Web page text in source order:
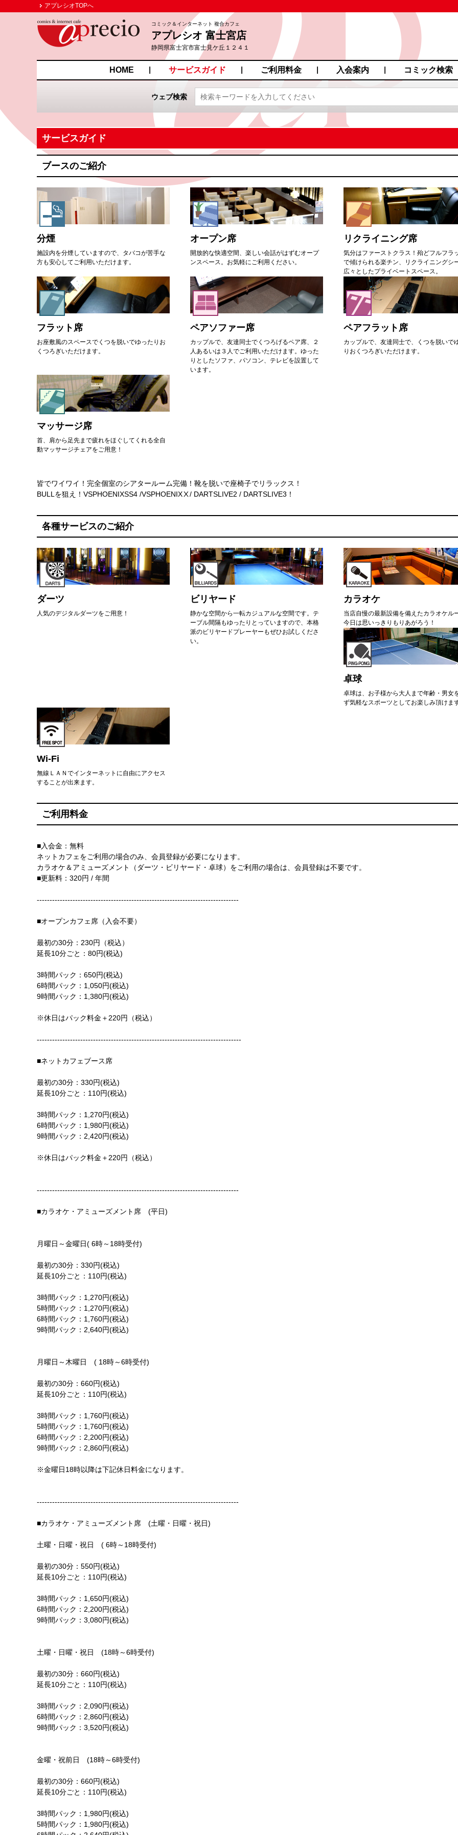
アプレシオTOPへ
コミック＆インターネット 複合カフェ
アプレシオ 富士宮店
静岡県富士宮市富士見ケ丘１２４１
HOME サービスガイド ご利用料金 入会案内 コミック検索
ウェブ検索
サービスガイド
ブースのご紹介
分煙
施設内を分煙していますので、タバコが苦手な
方も安心してご利用いただけます。
オープン席
開放的な快適空間、楽しい会話がはずむオープ
ンスペース。お気軽にご利用ください。
リクライニング席
気分はファーストクラス！殆どフルフラ
で傾けられる楽チン、リクライニングシ
広々としたプライベートスペース。
フラット席
お座敷風のスペースでくつを脱いでゆったりお
くつろぎいただけます。
ペアソファー席
カップルで、友達同士でくつろげるペア席、２
人あるいは３人でご利用いただけます。ゆった
りとしたソファ、パソコン、テレビを設置して
います。
ペアフラット席
カップルで、友達同士で、くつを脱いで
りおくつろぎいただけます。
マッサージ席
首、肩から足先まで疲れをほぐしてくれる全自
動マッサージチェアをご用意！
皆でワイワイ！完全個室のシアタールーム完備！靴を脱いで座椅子でリラックス！
BULLを狙え！VSPHOENIXSS4 /VSPHOENIXⅩ/ DARTSLIVE2 / DARTSLIVE3！
各種サービスのご紹介
ダーツ
人気のデジタルダーツをご用意！
ビリヤード
静かな空間から一転カジュアルな空間です。テ
ーブル間隔もゆったりとっていますので、本格
派のビリヤードプレーヤーもぜひお試しくださ
い。
カラオケ
当店自慢の最新設備を備えたカラオケル
今日は思いっきりもりあがろう！
卓球
卓球は、お子様から大人まで年齢・男女
ず気軽なスポーツとしてお楽しみ頂けま
Wi-Fi
無線ＬＡＮでインターネットに自由にアクセス
することが出来ます。
ご利用料金
■入会金：無料
ネットカフェをご利用の場合のみ、会員登録が必要になります。
カラオケ＆アミューズメント（ダーツ・ビリヤード・卓球）をご利用の場合は、会員登録は不要です。
■更新料：320円 / 年間
-------------------------------------------------------------------------------
■オープンカフェ席（入会不要）
最初の30分：230円（税込）
延長10分ごと：80円(税込)
3時間パック：650円(税込)
6時間パック：1,050円(税込)
9時間パック：1,380円(税込)
※休日はパック料金＋220円（税込）
--------------------------------------------------------------------------------
■ネットカフェブース席
最初の30分：330円(税込)
延長10分ごと：110円(税込)
3時間パック：1,270円(税込)
6時間パック：1,980円(税込)
9時間パック：2,420円(税込)
※休日はパック料金＋220円（税込）
-------------------------------------------------------------------------------
■カラオケ・アミューズメント席 (平日)
月曜日～金曜日( 6時～18時受付)
最初の30分：330円(税込)
延長10分ごと：110円(税込)
3時間パック：1,270円(税込)
5時間パック：1,270円(税込)
6時間パック：1,760円(税込)
9時間パック：2,640円(税込)
月曜日～木曜日 ( 18時～6時受付)
最初の30分：660円(税込)
延長10分ごと：110円(税込)
3時間パック：1,760円(税込)
5時間パック：1,760円(税込)
6時間パック：2,200円(税込)
9時間パック：2,860円(税込)
※金曜日18時以降は下記休日料金になります。
-------------------------------------------------------------------------------
■カラオケ・アミューズメント席 (土曜・日曜・祝日)
土曜・日曜・祝日 ( 6時～18時受付)
最初の30分：550円(税込)
延長10分ごと：110円(税込)
3時間パック：1,650円(税込)
6時間パック：2,200円(税込)
9時間パック：3,080円(税込)
土曜・日曜・祝日 (18時～6時受付)
最初の30分：660円(税込)
延長10分ごと：110円(税込)
3時間パック：2,090円(税込)
6時間パック：2,860円(税込)
9時間パック：3,520円(税込)
金曜・祝前日 (18時～6時受付)
最初の30分：660円(税込)
延長10分ごと：110円(税込)
3時間パック：1,980円(税込)
5時間パック：1,980円(税込)